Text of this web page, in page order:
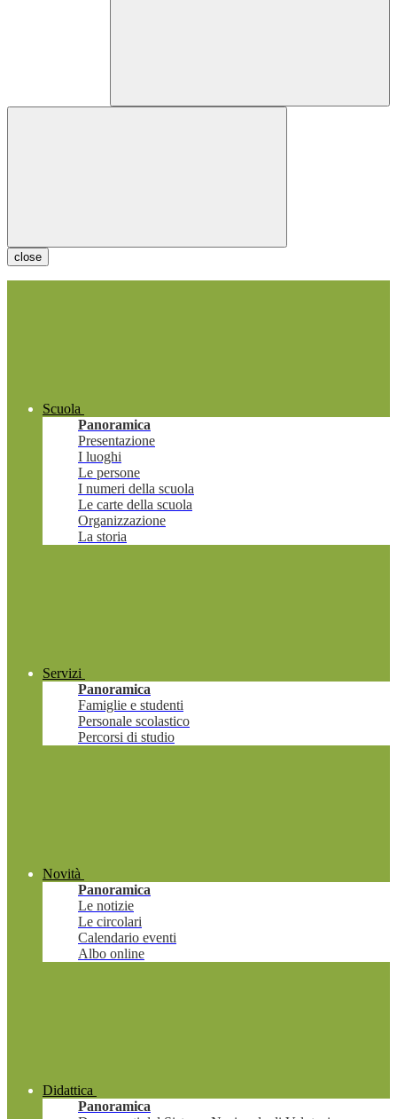
close
Scuola
Panoramica
Presentazione
I luoghi
Le persone
I numeri della scuola
Le carte della scuola
Organizzazione
La storia
Servizi
Panoramica
Famiglie e studenti
Personale scolastico
Percorsi di studio
Novità
Panoramica
Le notizie
Le circolari
Calendario eventi
Albo online
Didattica
Panoramica